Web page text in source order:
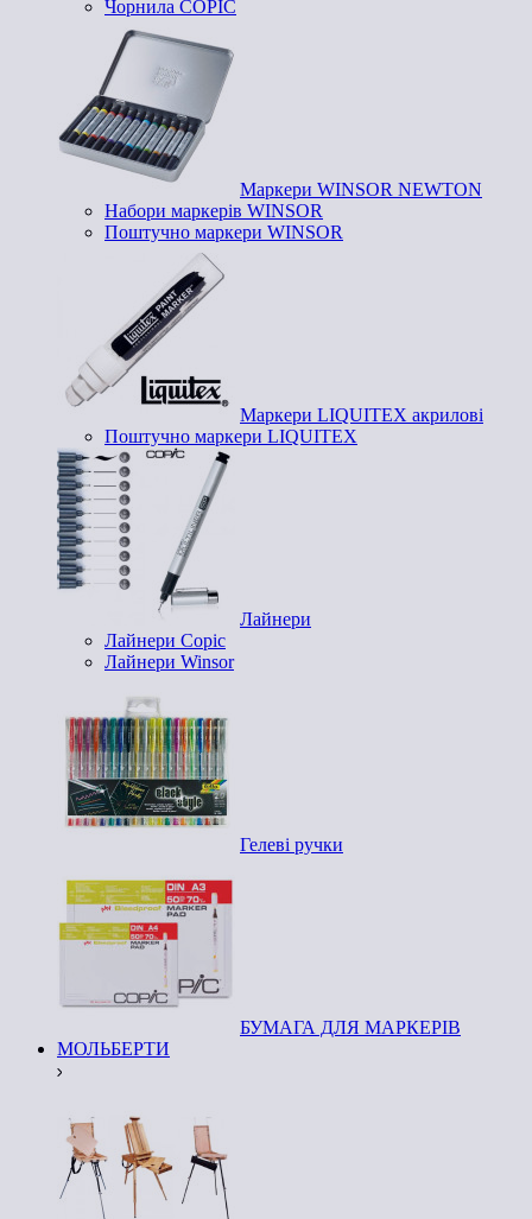
Чорнила COPIC
Маркери WINSOR NEWTON
Набори маркерів WINSOR
Поштучно маркери WINSOR
Маркери LIQUITEX акрилові
Поштучно маркери LIQUITEX
Лайнери
Лайнери Copic
Лайнери Winsor
Гелеві ручки
БУМАГА ДЛЯ МАРКЕРІВ
МОЛЬБЕРТИ